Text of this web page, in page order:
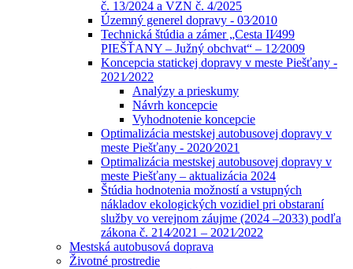
č. 13/2024 a VZN č. 4/2025
Územný generel dopravy - 03⁄2010
Technická štúdia a zámer „Cesta II⁄499
PIEŠŤANY – Južný obchvat“ – 12⁄2009
Koncepcia statickej dopravy v meste Piešťany -
2021⁄2022
Analýzy a prieskumy
Návrh koncepcie
Vyhodnotenie koncepcie
Optimalizácia mestskej autobusovej dopravy v
meste Piešťany - 2020⁄2021
Optimalizácia mestskej autobusovej dopravy v
meste Piešťany – aktualizácia 2024
Štúdia hodnotenia možností a vstupných
nákladov ekologických vozidiel pri obstaraní
služby vo verejnom záujme (2024 –2033) podľa
zákona č. 214⁄2021 – 2021⁄2022
Mestská autobusová doprava
Životné prostredie